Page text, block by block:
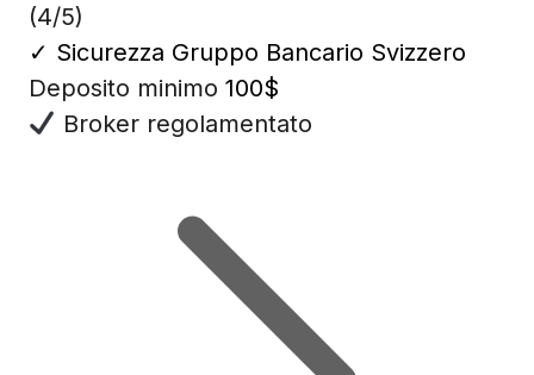
(4/5)
✓ Sicurezza Gruppo Bancario Svizzero
Deposito minimo 100$
Broker regolamentato